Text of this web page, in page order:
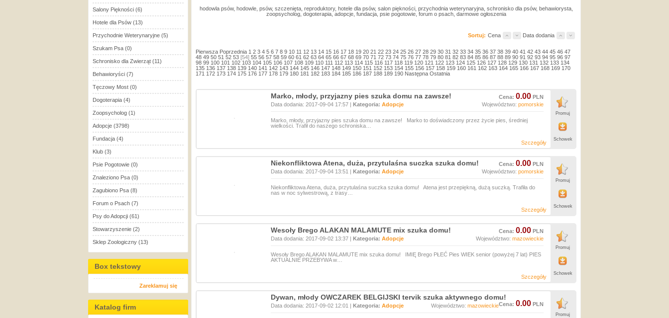
Salony Piękności (6)
Hotele dla Psów (13)
Przychodnie Weterynaryjne (5)
Szukam Psa (0)
Schronisko dla Zwierząt (11)
Behawioryści (7)
Tęczowy Most (0)
Dogoterapia (4)
Zoopsycholog (1)
Adopcje (3798)
Fundacja (4)
Klub (3)
Psie Pogotowie (0)
Znaleziono Psa (0)
Zagubiono Psa (8)
Forum o Psach (7)
Psy do Adopcji (61)
Stowarzyszenie (2)
Sklep Zoologiczny (13)
Box tekstowy
Zareklamuj się
Katalog firm
hodowla psów, hodowle, psów, szczenięta, reproduktory, hotele dla psów, salon piękności, przychodnia weterynaryjna, schronisko dla psów, behawiorysta,
zoopsycholog, dogoterapia, adopcje, fundacja, psie pogotowie, forum o psach, darmowe ogłoszenia
Sortuj: Cena Data dodania
Pierwsza Poprzednia 1 2 3 4 5 6 7 8 9 10 11 12 13 14 15 16 17 18 19 20 21 22 23 24 25 26 27 28 29 30 31 32 33 34 35 36 37 38 39 40 41 42 43 44 45 46 47
48 49 50 51 52 53 [54] 55 56 57 58 59 60 61 62 63 64 65 66 67 68 69 70 71 72 73 74 75 76 77 78 79 80 81 82 83 84 85 86 87 88 89 90 91 92 93 94 95 96 97
98 99 100 101 102 103 104 105 106 107 108 109 110 111 112 113 114 115 116 117 118 119 120 121 122 123 124 125 126 127 128 129 130 131 132 133 134
135 136 137 138 139 140 141 142 143 144 145 146 147 148 149 150 151 152 153 154 155 156 157 158 159 160 161 162 163 164 165 166 167 168 169 170
171 172 173 174 175 176 177 178 179 180 181 182 183 184 185 186 187 188 189 190 Następna Ostatnia
Marko, młody, przyjazny pies szuka domu na zawsze! Cena: 0.00 PLN
Data dodania: 2017-09-04 17:57 | Kategoria: Adopcje Województwo: pomorskie
Marko, młody, przyjazny pies szuka domu na zawsze! Marko to doświadczony przez życie pies, średniej
wielkości. Trafił do naszego schroniska…
Szczegóły
Promuj
Schowek
Niekonfliktowa Atena, duża, przytulaśna suczka szuka domu! Cena: 0.00 PLN
Data dodania: 2017-09-04 13:51 | Kategoria: Adopcje Województwo: pomorskie
Niekonfliktowa Atena, duża, przytulaśna suczka szuka domu! Atena jest przepiękną, dużą suczką. Trafiła do
nas w noc sylwestrową, z trasy…
Szczegóły
Promuj
Schowek
Wesoły Brego ALAKAN MALAMUTE mix szuka domu! Cena: 0.00 PLN
Data dodania: 2017-09-02 13:37 | Kategoria: Adopcje Województwo: mazowieckie
Wesoły Brego ALAKAN MALAMUTE mix szuka domu! IMIĘ Brego PŁEĆ Pies WIEK senior (powyżej 7 lat) PIES
AKTUALNIE PRZEBYWA w…
Szczegóły
Promuj
Schowek
Dywan, młody OWCZAREK BELGIJSKI tervik szuka aktywnego domu!
Cena: 0.00 PLN
Data dodania: 2017-09-02 12:01 | Kategoria: Adopcje Województwo: mazowieckie
Promuj